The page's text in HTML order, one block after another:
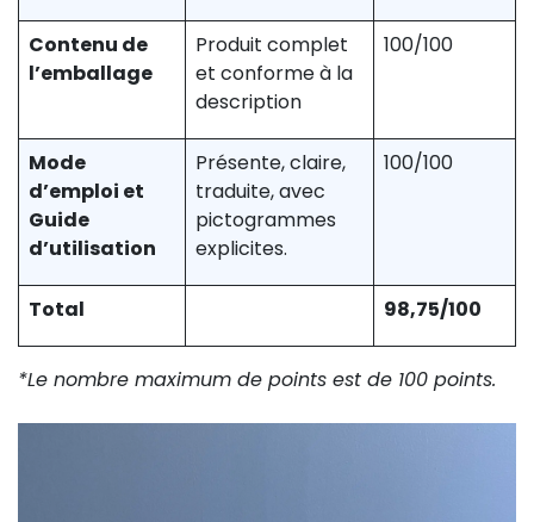
Contenu de
l’emballage
Produit complet
et conforme à la
description
100/100
Mode
d’emploi et
Guide
d’utilisation
Présente, claire,
traduite, avec
pictogrammes
explicites.
100/100
Total 98,75/100
*Le nombre maximum de points est de 100 points.